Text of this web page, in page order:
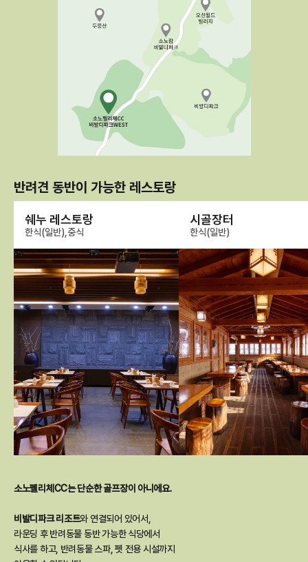
반려견 동반이 가능한 레스토랑
쉐누 레스토랑
한식(일반),중식
시골장터
한식(일반)
소노펠리체CC는 단순한 골프장이 아니에요.
비발디파크 리조트와 연결되어 있어서,
라운딩 후 반려동물 동반 가능한 식당에서
식사를 하고, 반려동물 스파, 펫 전용 시설까지